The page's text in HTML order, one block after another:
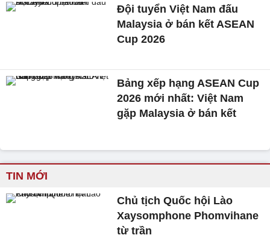
Đội tuyển Việt Nam đấu
Malaysia ở bán kết ASEAN
Cup 2026
Bảng xếp hạng ASEAN Cup
2026 mới nhất: Việt Nam
gặp Malaysia ở bán kết
TIN MỚI
Chủ tịch Quốc hội Lào
Xaysomphone Phomvihane
từ trần